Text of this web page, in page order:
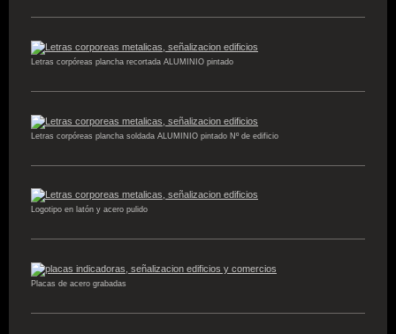
Letras corpóreas plancha recortada ALUMINIO pintado
Letras corpóreas plancha soldada ALUMINIO pintado Nº de edificio
Logotipo en latón y acero pulido
Placas de acero grabadas